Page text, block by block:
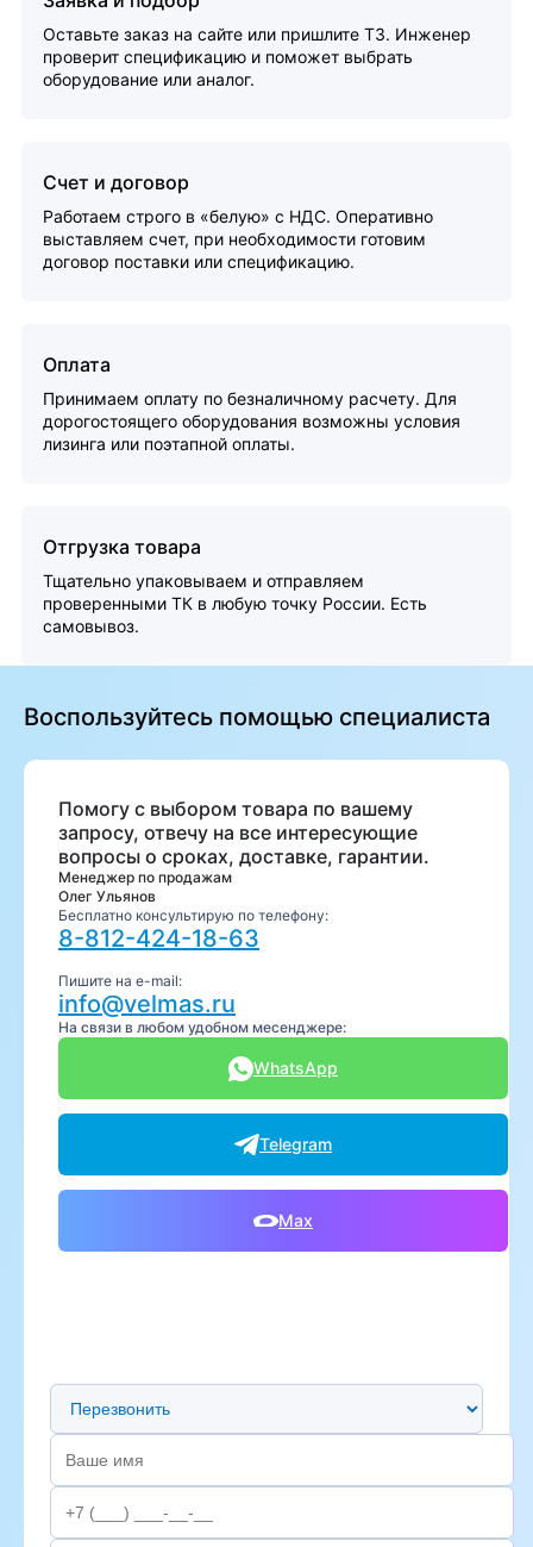
Оставьте заказ на сайте или пришлите ТЗ. Инженер
проверит спецификацию и поможет выбрать
оборудование или аналог.
Счет и договор
Работаем строго в «белую» с НДС. Оперативно
выставляем счет, при необходимости готовим
договор поставки или спецификацию.
Оплата
Принимаем оплату по безналичному расчету. Для
дорогостоящего оборудования возможны условия
лизинга или поэтапной оплаты.
Отгрузка товара
Тщательно упаковываем и отправляем
проверенными ТК в любую точку России. Есть
самовывоз.
Воспользуйтесь помощью специалиста
Помогу с выбором товара по вашему
запросу, отвечу на все интересующие
вопросы о сроках, доставке, гарантии.
Менеджер по продажам
Олег Ульянов
Бесплатно консультирую по телефону:
8-812-424-18-63
Пишите на e-mail:
info@velmas.ru
На связи в любом удобном месенджере:
WhatsApp
Telegram
Max
Предпочтительный способ связи